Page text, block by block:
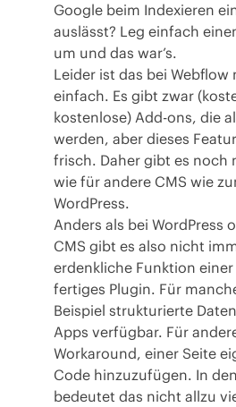
Google beim Indexieren
auslässt? Leg einfach
um und das war’s.
Leider ist das bei
einfach. Es gibt zwar
kostenlose) Add-ons, die
werden, aber dieses
frisch. Daher gibt es noch
wie für andere CMS wie
WordPress.
Anders als bei WordPress
CMS gibt es also nicht
erdenkliche Funktion
fertiges Plugin. Für
Beispiel strukturierte
Apps verfügbar. Für
Workaround, einer Seite
Code hinzuzufügen. In
bedeutet das nicht allzu